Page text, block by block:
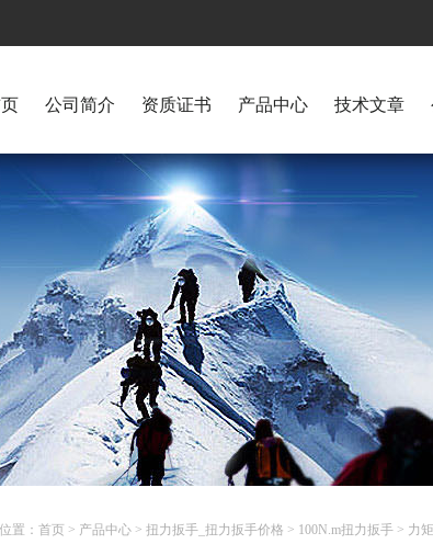
公司简介 资质证书 产品中心 技术文章
置： 首页 > 产品中心 > 扭力扳手_扭力扳手价格 > 100N.m扭力扳手 > 力